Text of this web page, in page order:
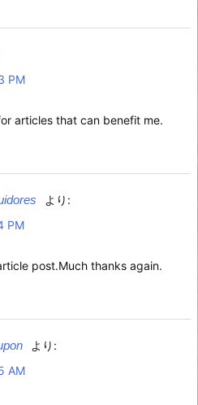
PM
articles that can benefit me.
より:
PM
post.Much thanks again.
より:
AM